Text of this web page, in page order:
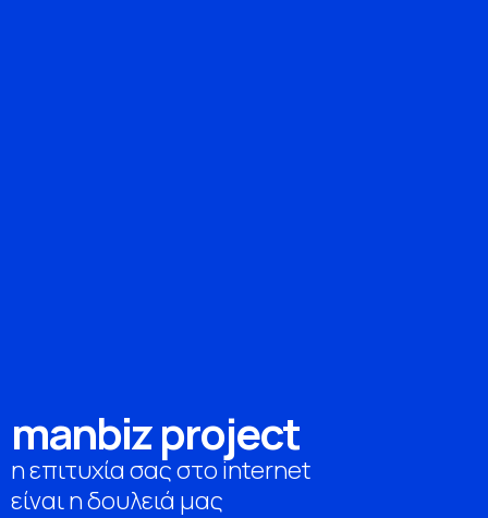
manbizproject
η επιτυχία σας στο internet
είναι η δουλειά μας